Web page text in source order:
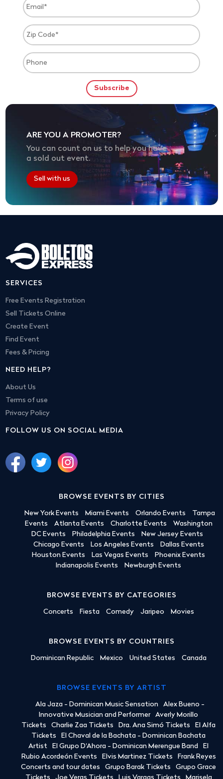
ARE YOU A PROMOTER?
You can count on us to help you have
a sold out event.
Sell with us
SERVICES
Free Events Registration
Sell Tickets Online
Create Event
Find Event
Fees & Pricing
NEED HELP?
About Us
Terms of use
Privacy Policy
FOLLOW US ON SOCIAL MEDIA
BROWSE EVENTS BY CITIES
New York Events Miami Events Orlando Events
Tampa
Events
Atlanta Events Charlotte Events
Washington
DC Events
Philadelphia Events
New Jersey Events
Chicago Events
Los Angeles Events
Dallas Events
Houston Events
Las Vegas Events
Phoenix Events
Indianapolis Events
Newburgh Events
BROWSE EVENTS BY CATEGORIES
Concerts Fiesta Comedy Jaripeo Movies
BROWSE EVENTS BY COUNTRIES
Dominican Republic Mexico United States Canada
BROWSE EVENTS BY ARTIST
Ala Jaza - Dominican Music Sensation
Alex Bueno -
Innovative Musician and Performer
Averly Morillo
Tickets
Charlie Zaa Tickets Dra. Ana Simó Tickets
El Alfa
Tickets
El Chaval de la Bachata - Dominican Bachata
Artist
El Grupo D'Ahora - Dominican Merengue Band
El
Rubio Acordeón Events
Elvis Martinez Tickets
Frank Reyes
Concerts and tour dates
Grupo Barak Tickets
Grupo Grace